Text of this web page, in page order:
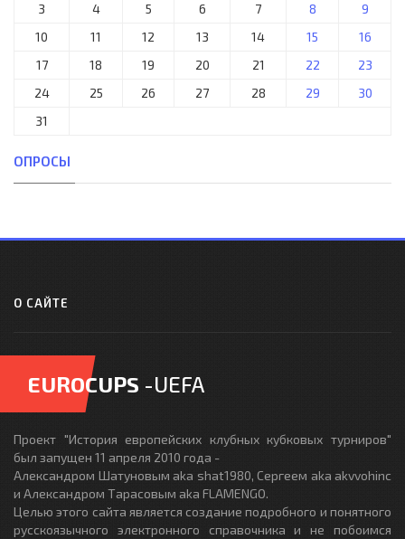
3
4 5 6 7 8
9
10
11 12 13 14 15
16
17
18 19 20 21 22
23
24
25 26 27 28 29
30
31
ОПРОСЫ
О САЙТЕ
EUROCUPS -UEFA
Проект "История европейских клубных кубковых турниров"
был запущен 11 апреля 2010 года -
Александром Шатуновым aka shat1980, Сергеем aka akvvohinc
и Александром Тарасовым aka FLAMENGO.
Целью этого сайта является создание подробного и понятного
русскоязычного электронного справочника и не побоимся